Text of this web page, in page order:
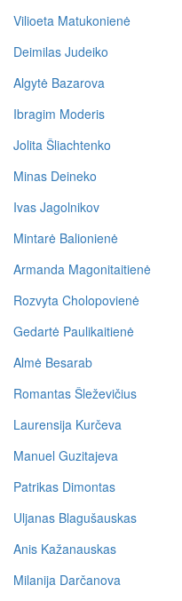
Vilioeta Matukonienė
Deimilas Judeiko
Algytė Bazarova
Ibragim Moderis
Jolita Šliachtenko
Minas Deineko
Ivas Jagolnikov
Mintarė Balionienė
Armanda Magonitaitienė
Rozvyta Cholopovienė
Gedartė Paulikaitienė
Almė Besarab
Romantas Šleževičius
Laurensija Kurčeva
Manuel Guzitajeva
Patrikas Dimontas
Uljanas Blagušauskas
Anis Kažanauskas
Milanija Darčanova